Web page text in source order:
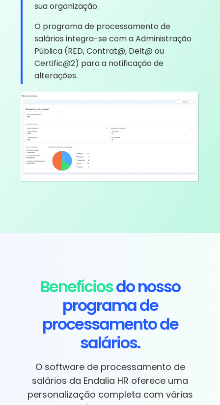
sua organização.
O programa de processamento de
salários integra-se com a Administração
Pública (RED, Contrat@, Delt@ ou
Certific@2) para a notificação de
alterações.
Benefíciosdo nosso
programa de
processamento de
salários.
O software de processamento de
salários da Endalia HR oferece uma
personalização completa com várias